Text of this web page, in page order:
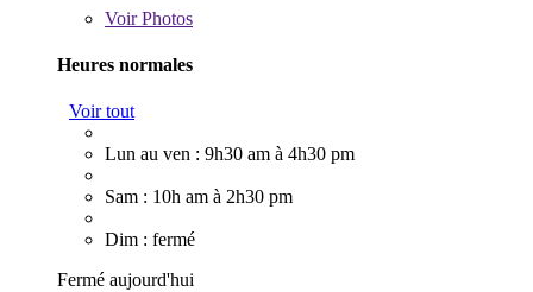
VoirPhotos
Heures normales
Voir tout
Lun au ven : 9h30 am à 4h30 pm
Sam : 10h am à 2h30 pm
Dim : fermé
Fermé aujourd'hui